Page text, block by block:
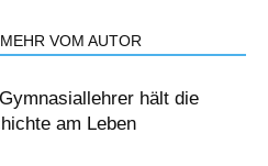
MEHR VOM AUTOR
hält die
am Leben